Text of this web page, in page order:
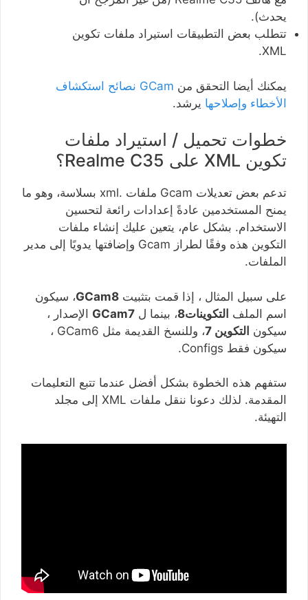
يحدث).
تتطلب بعض التطبيقات استيراد ملفات تكوين
XML.
يمكنك أيضا التحقق من
GCam نصائح استكشاف
الأخطاء وإصلاحها يرشد.
خطوات تحميل / استيراد ملفات
تكوين XML على Realme C35؟
تدعم بعض تعديلات Gcam ملفات .xml بسلاسة، وهو ما
يمنح المستخدمين عادةً إعدادات رائعة لتحسين
الاستخدام. بشكل عام، يتعين عليك إنشاء ملفات
التكوين هذه وفقًا لطراز Gcam وإضافتها يدويًا إلى مدير
الملفات.
على سبيل المثال ، إذا قمت بتثبيت GCam8، سيكون
اسم الملف التكوينات8 ، بينما ل GCam7 الإصدار ،
سيكون التكوين 7
، وللنسخ القديمة مثل GCam6 ،
سيكون فقط Configs.
ستفهم هذه الخطوة بشكل أفضل عندما تتبع التعليمات
المقدمة. لذلك دعونا ننقل ملفات XML إلى مجلد
التهيئة.